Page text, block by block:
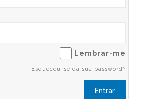
Lembrar-me
Esqueceu-se da sua password?
Entrar